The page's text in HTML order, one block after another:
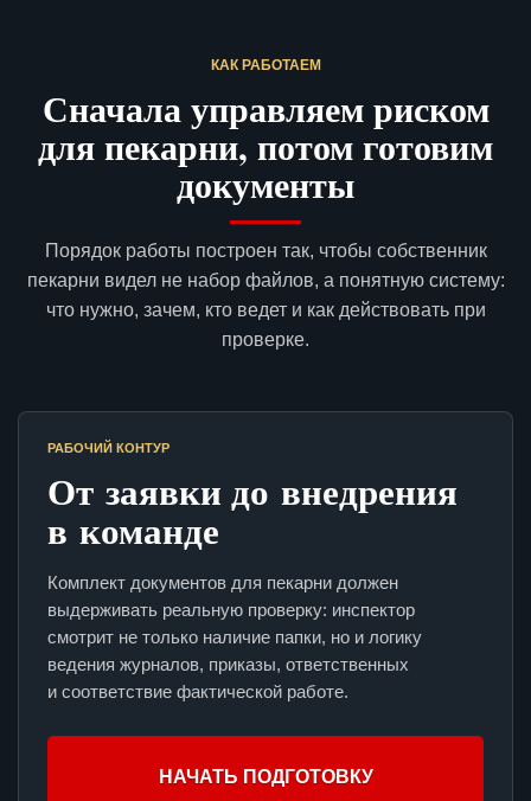
КАК РАБОТАЕМ
Сначала управляем риском
для пекарни, потом готовим
документы
Порядок работы построен так, чтобы собственник
пекарни видел не набор файлов, а понятную систему:
что нужно, зачем, кто ведет и как действовать при
проверке.
РАБОЧИЙ КОНТУР
От заявки до внедрения
в команде
Комплект документов для пекарни должен
выдерживать реальную проверку: инспектор
смотрит не только наличие папки, но и логику
ведения журналов, приказы, ответственных
и соответствие фактической работе.
НАЧАТЬ ПОДГОТОВКУ